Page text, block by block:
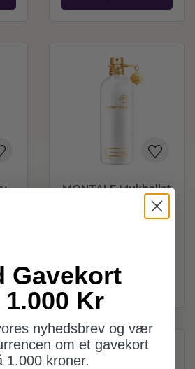
MONTALE Mukhallat
Læg i kurv
Spar 50%
Gavekort
1.000 Kr
nyhedsbrev og vær
om et gavekort
1.000 kroner.